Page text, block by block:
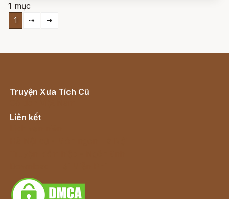
1 mục
1 ⇢ ⇥
Truyện Xưa Tích Cũ
Liên kết